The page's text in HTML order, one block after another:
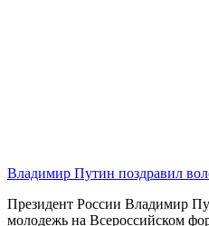
Владимир Путин поздравил
Президент России Владимир
молодежь на Всероссийском